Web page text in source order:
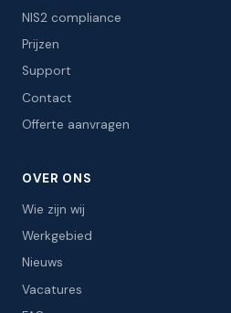
NIS2 compliance
Prijzen
Support
Contact
Offerte aanvragen
OVER ONS
Wie zijn wij
Werkgebied
Nieuws
Vacatures